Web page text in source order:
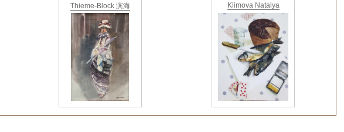
Thieme-Block 滨海 Klimova Natalya